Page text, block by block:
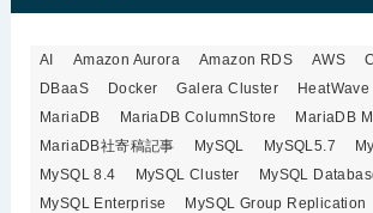
AI Amazon Aurora Amazon RDS AWS
DBaaS
Docker Galera Cluster HeatWave
MariaDB
MariaDB ColumnStore
MariaDB
MariaDB社寄稿記事
MySQL MySQL5.7
MySQL 8.4
MySQL Cluster
MySQL
MySQL Enterprise
MySQL Group Replication